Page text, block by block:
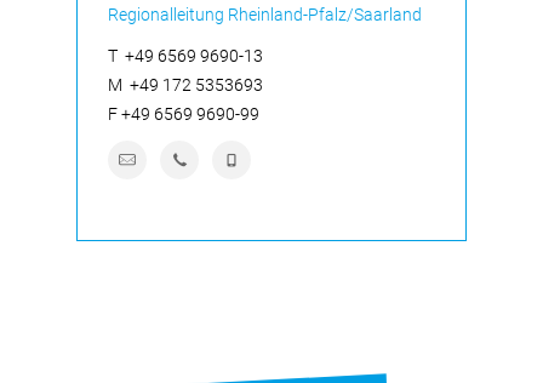
Regionalleitung Rheinland-Pfalz/Saarland
T +49 6569 9690-13
M +49 172 5353693
F+49 6569 9690-99